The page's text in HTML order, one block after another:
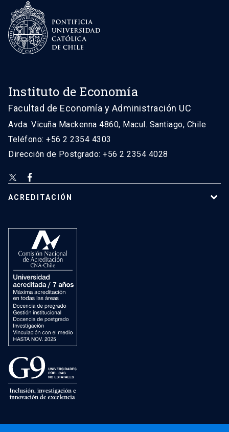
Instituto de Economía
Facultad de Economía y Administración UC
Avda. Vicuña Mackenna 4860, Macul. Santiago, Chile
Teléfono: +56 2 2354 4303
Dirección de Postgrado: +56 2 2354 4028
ACREDITACIÓN